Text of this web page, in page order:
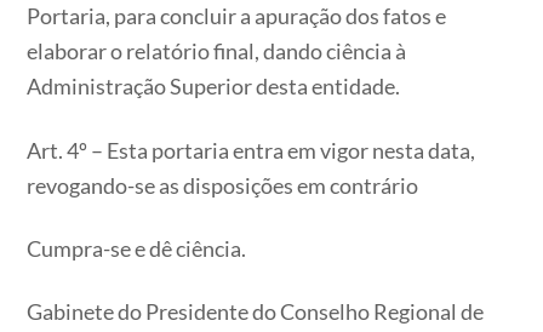
Portaria, para concluir a apuração dos fatos e
elaborar o relatório final, dando ciência à
Administração Superior desta entidade.
Art. 4º – Esta portaria entra em vigor nesta data,
revogando-se as disposições em contrário
Cumpra-se e dê ciência.
Gabinete do Presidente do Conselho Regional de